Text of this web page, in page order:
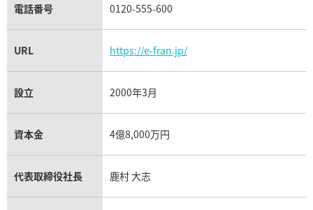
電話番号 0120-555-600
URL https://e-fran.jp/
設立 2000年3月
資本金 4億8,000万円
代表取締役社長 鹿村 大志